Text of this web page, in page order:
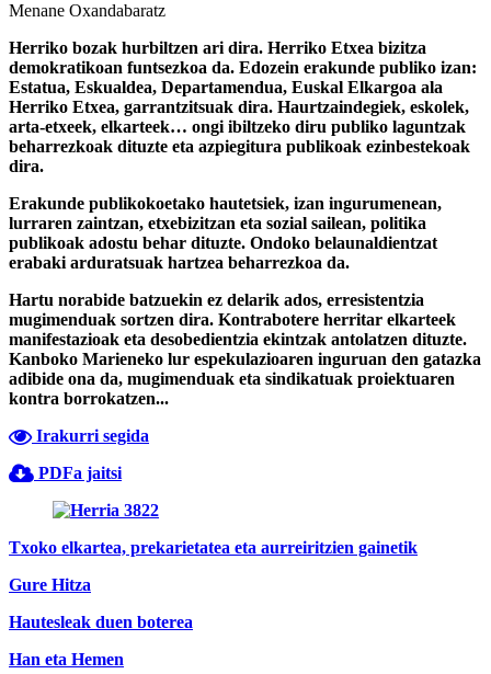
Menane Oxandabaratz
Herriko bozak hurbiltzen ari dira. Herriko Etxea bizitza
demokratikoan funtsezkoa da. Edozein erakunde publiko izan:
Estatua, Eskualdea, Departamendua, Euskal Elkargoa ala
Herriko Etxea, garrantzitsuak dira. Haurtzaindegiek, eskolek,
arta-etxeek, elkarteek… ongi ibiltzeko diru publiko laguntzak
beharrezkoak dituzte eta azpiegitura publikoak ezinbestekoak
dira.
Erakunde publikokoetako hautetsiek, izan ingurumenean,
lurraren zaintzan, etxebizitzan eta sozial sailean, politika
publikoak adostu behar dituzte. Ondoko belaunaldientzat
erabaki arduratsuak hartzea beharrezkoa da.
Hartu norabide batzuekin ez delarik ados, erresistentzia
mugimenduak sortzen dira. Kontrabotere herritar elkarteek
manifestazioak eta desobedientzia ekintzak antolatzen dituzte.
Kanboko Marieneko lur espekulazioaren inguruan den gatazka
adibide ona da, mugimenduak eta sindikatuak proiektuaren
kontra borrokatzen...
Irakurri segida
PDFa jaitsi
Txoko elkartea, prekarietatea eta aurreiritzien gainetik
Gure Hitza
Hautesleak duen boterea
Han eta Hemen